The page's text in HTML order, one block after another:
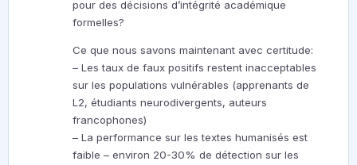
pour des décisions d’intégrité académique
formelles?
Ce que nous savons maintenant avec certitude:
– Les taux de faux positifs restent inacceptables
sur les populations vulnérables (apprenants de
L2, étudiants neurodivergents, auteurs
francophones)
– La performance sur les textes humanisés est
faible – environ 20-30% de détection sur les